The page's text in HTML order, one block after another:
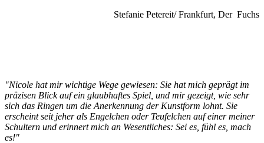
Stefanie Petereit/ Frankfurt, Der Fuchs
"Nicole hat mir wichtige Wege gewiesen: Sie hat mich geprägt im
präzisen Blick auf ein glaubhaftes Spiel, und mir gezeigt, wie sehr
sich das Ringen um die Anerkennung der Kunstform lohnt. Sie
erscheint seit jeher als Engelchen oder Teufelchen auf einer meiner
Schultern und erinnert mich an Wesentliches: Sei es, fühl es, mach
es!"